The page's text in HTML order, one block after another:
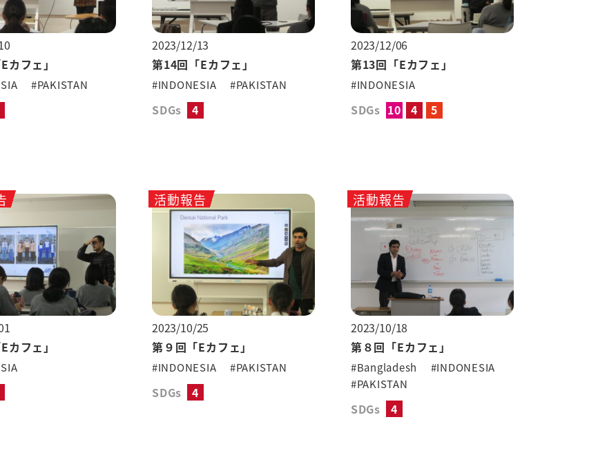
カフェ」
#PAKISTAN
2023/12/13
第14回「Eカフェ」
#INDONESIA #PAKISTAN
SDGs 4
2023/12/06
第13回「Eカフェ」
#INDONESIA
SDGs 10 4 5
カフェ」
活動報告
2023/10/25
第９回「Eカフェ」
#INDONESIA #PAKISTAN
SDGs 4
活動報告
2023/10/18
第８回「Eカフェ」
#Bangladesh
#INDONESIA
#PAKISTAN
SDGs 4